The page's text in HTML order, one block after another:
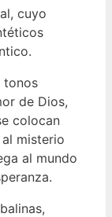
cuyo
tonos
de Dios,
colocan
misterio
al mundo